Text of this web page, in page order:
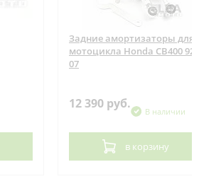
Задние амортизаторы для
мотоцикла Honda CB400 92-
07
12 390 руб.
В наличии
в корзину